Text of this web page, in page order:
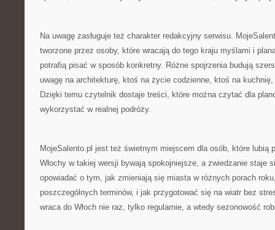
Na uwagę zasługuje też charakter redakcyjny serwisu.
tworzone przez osoby, które wracają do tego kraju myślami i
potrafią pisać w sposób konkretny. Różne spojrzenia budują
uwagę na architekturę, ktoś na życie codzienne, ktoś na
Dzięki temu czytelnik dostaje treści, które można czytać dla
wykorzystać w realnej podróży.
MojeSalento.pl jest też świetnym miejscem dla osób, które lubią
Włochy w takiej wersji bywają spokojniejsze, a zwiedzanie staje
opowiadać o tym, jak zmieniają się miasta w różnych porach
poszczególnych terminów, i jak przygotować się na wiatr bez
wraca do Włoch nie raz, tylko regularnie, a wtedy sezonowość